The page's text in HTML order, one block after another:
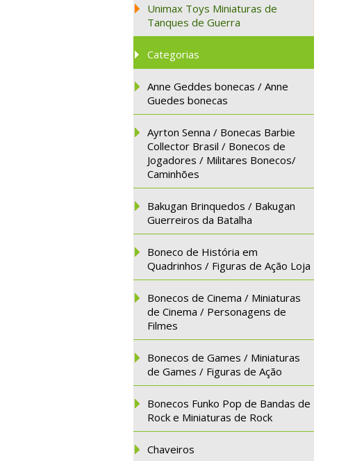
Unimax Toys Miniaturas de
Tanques de Guerra
Categorias
Anne Geddes bonecas / Anne
Guedes bonecas
Ayrton Senna / Bonecas Barbie
Collector Brasil / Bonecos de
Jogadores / Militares Bonecos/
Caminhões
Bakugan Brinquedos / Bakugan
Guerreiros da Batalha
Boneco de História em
Quadrinhos / Figuras de Ação Loja
Bonecos de Cinema / Miniaturas
de Cinema / Personagens de
Filmes
Bonecos de Games / Miniaturas
de Games / Figuras de Ação
Bonecos Funko Pop de Bandas de
Rock e Miniaturas de Rock
Chaveiros